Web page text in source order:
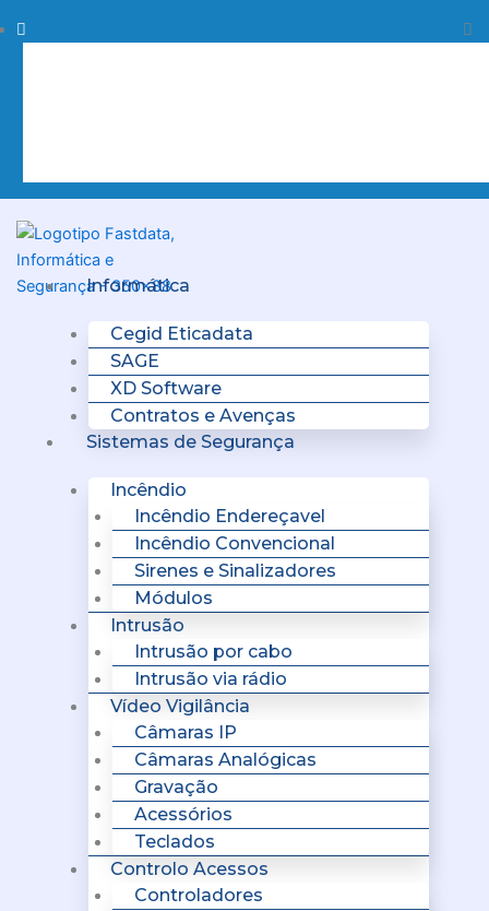
to
Procurar
Informática
Cegid Eticadata
SAGE
XD Software
Contratos e Avenças
Sistemas de Segurança
Incêndio
Incêndio Endereçavel
Incêndio Convencional
Sirenes e Sinalizadores
Módulos
Intrusão
Intrusão por cabo
Intrusão via rádio
Vídeo Vigilância
Câmaras IP
Câmaras Analógicas
Gravação
Acessórios
Teclados
Controlo Acessos
Controladores
Menu